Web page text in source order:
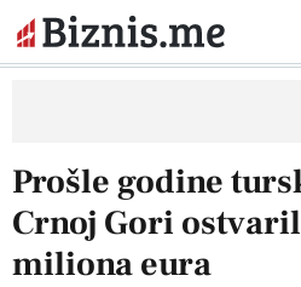
Prošle godine
Crnoj Gori
miliona eura